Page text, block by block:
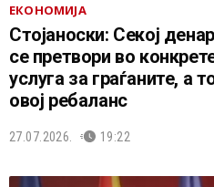
ЕКОНОМИЈА
Стојаноски: Секој
се претвори во
услуга за граѓаните, а
овој ребаланс
27.07.2026. 19:22